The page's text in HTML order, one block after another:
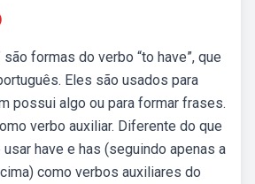
são formas do verbo “to have”, que
Eles são usados para
possui algo ou para formar frases.
verbo auxiliar. Diferente do que
have e has (seguindo apenas a
como verbos auxiliares do